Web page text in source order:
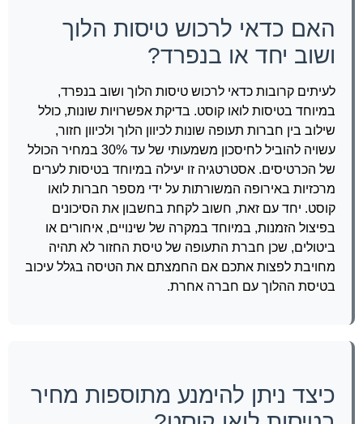
האם כדאי לרכוש טיסות הלוך
ושוב יחד או בנפרד?
לעיתים קרובות כדאי לרכוש טיסות הלוך ושוב בנפרד,
במיוחד בטיסות לואו קוסט. בדיקת אפשרויות שונות, כולל
שילוב בין חברות תעופה שונות לכיוון הלוך ולכיוון חזור,
עשויה להוביל לחיסכון משמעותי של עד 30% במחיר הכולל
של הכרטיסים. אסטרטגיה זו יעילה במיוחד בטיסות לערים
מרכזיות באירופה המשורתות על ידי מספר חברות לואו
קוסט. יחד עם זאת, חשוב לקחת בחשבון את הסיכונים
בפיצול הזמנות, במיוחד במקרה של שינויים, איחורים או
ביטולים, שכן חברת התעופה של טיסת החזור לא תהיה
מחויבת לפצות אתכם אם החמצתם את הטיסה בגלל עיכוב
בטיסת ההלוך עם חברה אחרת.
כיצד ניתן להימנע מתוספות מחיר